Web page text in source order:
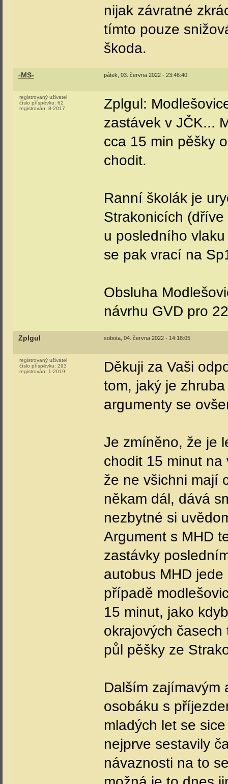
nijak závratné
tímto pouze
škoda.
-MS- pátek, 03. června 2022 - 23:46:40
registrovaný uživatel
číslo příspěvku: 62
registrován: 8-2017
Zplgul:
zastávek v JČK...
cca 15 min pěšky
chodit.
Ranní školák je
Strakonicích
u posledního
se pak vrací na
Obsluha
návrhu GVD pro
Zplgul sobota, 04. června 2022 - 14:18:05
registrovaný uživatel
číslo příspěvku: 293
registrován: 1-2019
Děkuji za Vaši
tom, jaký je
argumenty se
Je zmíněno, že je
chodit 15 minut
že ne všichni mají
někam dál, dává
nezbytné si
Argument s MHD
zastávky
autobus MHD
případě
15 minut, jako
okrajových
půl pěšky ze
Dalším zajímavým
osobáku s
mladých let se
nejprve sestavily
návaznosti na to